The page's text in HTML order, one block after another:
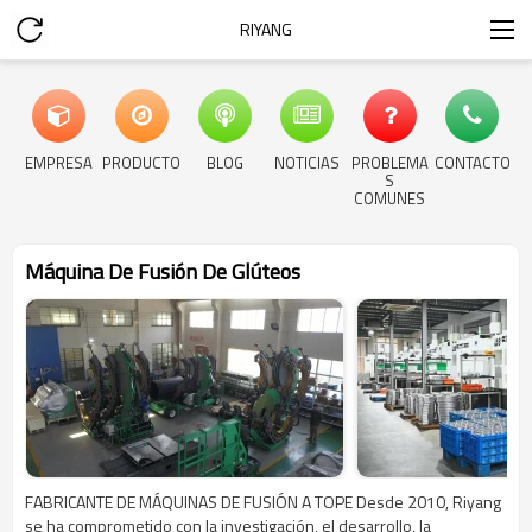
RIYANG
EMPRESA PRODUCTO BLOG NOTICIAS PROBLEMA
S
COMUNES
CONTACTO
Máquina De Fusión De Glúteos
FABRICANTE DE MÁQUINAS DE FUSIÓN A TOPE Desde 2010, Riyang
se ha comprometido con la investigación, el desarrollo, la